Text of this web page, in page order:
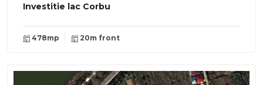
Investitie lac Corbu
478mp 20m front